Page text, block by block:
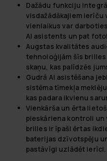
Dažādu funkciju
visdažādākajiem ierīču
vienlaikus var
AI asistents un pat
Augstas kvalitātes
tehnoloģijām šīs
skaņu, kas palīdzēs
Gudrā AI asistēšana
sistēma tīmekļa
kas padara ikvienu
Vienkārša un ērta
pieskāriena kontroli un
brilles ir īpaši ērtas
baterijas dzīvotspēju
pastāvīgi uzlādēt ierīci.